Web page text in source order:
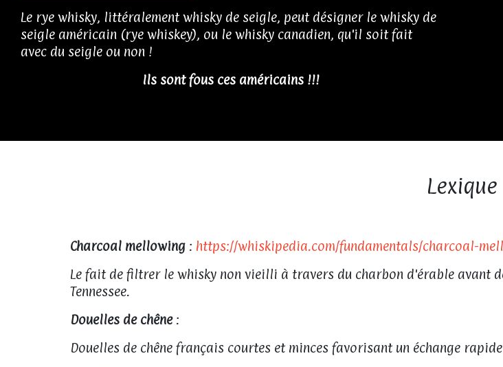
Le rye whisky, littéralement whisky de seigle, peut désigner le whisky de
seigle américain (rye whiskey), ou le whisky canadien, qu'il soit fait
avec du seigle ou non !
Ils sont fous ces américains !!!
Lexique
Charcoal mellowing : https://whiskipedia.com/fundamentals/charcoal-
Le fait de filtrer le whisky non vieilli à travers du charbon d'érable avant
Tennessee.
Douelles de chêne :
Douelles de chêne français courtes et minces favorisant un échange